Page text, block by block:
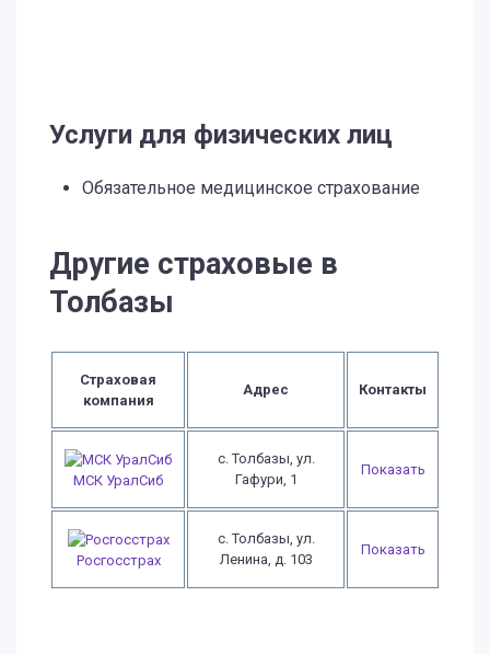
Услуги для физических лиц
Обязательное медицинское страхование
Другие страховые в
Толбазы
Страховая
компания
Адрес Контакты
МСК УралСиб
с. Толбазы, ул.
Гафури, 1
Показать
Росгосстрах
с. Толбазы, ул.
Ленина, д. 103
Показать